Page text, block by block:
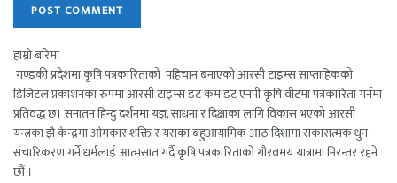
हाम्रो बारेमा
गण्डकी प्रदेशमा कृषि पत्रकारिताको पहिचान बनाएको आरसी टाइम्स साप्ताहिकको
डिजिटल प्रकाशनका रुपमा आरसी टाइम्स डट कम डट एनपी कृषि वीटमा पत्रकारिता गर्नमा
प्रतिवद्ध छ। सनातन हिन्दु दर्शनमा यज्ञ, साधना र दिक्षाका लागि विकास भएको आरसी
यन्त्रका झै केन्द्रमा ओमकार शक्ति र यसका बहुआयामिक आठ दिशामा सकारात्मक धुन
संचारिकरण गर्ने धर्मलाई आत्मसात गर्दै कृषि पत्रकारिताको गौरवमय यात्रामा निरन्तर रहने
छौं ।